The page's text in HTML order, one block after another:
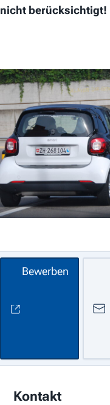
nicht berücksichtigt!
Bewerben
Kontakt